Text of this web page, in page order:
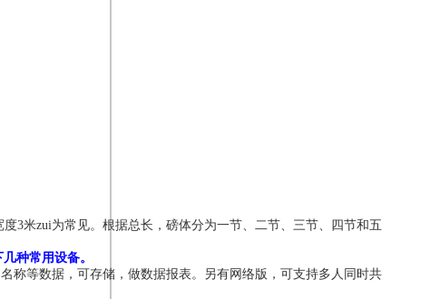
3米zui为常见。根据总长，磅体分为一节、二节、三节、四节和五
种常用设备。
称等数据，可存储，做数据报表。另有网络版，可支持多人同时共